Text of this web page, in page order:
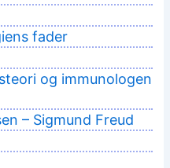
fader
og immunologen
– Sigmund Freud